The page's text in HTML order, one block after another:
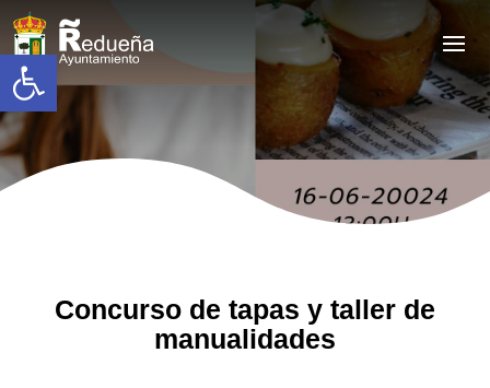
Abrir barra de herramientas
Concurso de tapas y taller de
manualidades